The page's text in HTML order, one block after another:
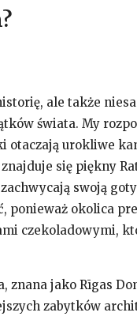
ale także
świata. My
otaczają urokliwe
się piękny
swoją
okolica
czekoladowymi,
znana jako Rīgas
zabytków